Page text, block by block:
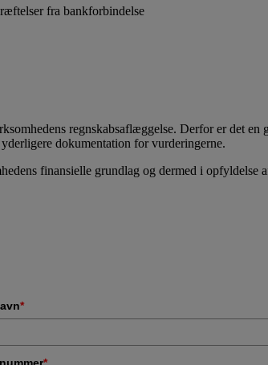
fra bankforbindelse
regnskabsaflæggelse. Derfor er det en
dokumentation for vurderingerne.
finansielle grundlag og dermed i
*